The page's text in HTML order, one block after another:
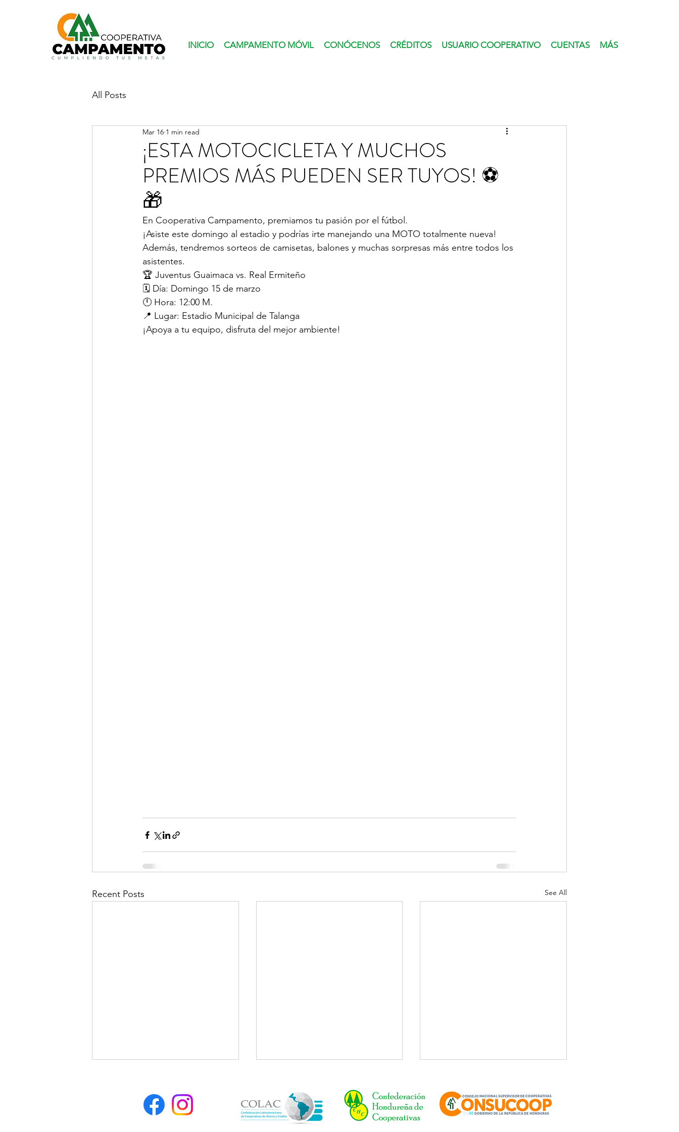
INICIO CAMPAMENTO MÓVIL CONÓCENOS CRÉDITOS USUARIO COOPERATIVO CUENTAS MÁS
All Posts
¡ESTA MOTOCICLETA Y MUCHOS
PREMIOS MÁS PUEDEN SER TUYOS! ⚽
🎁
Mar 16 1 min read
En Cooperativa Campamento, premiamos tu pasión por el fútbol.
¡Asiste este domingo al estadio y podrías irte manejando una MOTO totalmente nueva!
Además, tendremos sorteos de camisetas, balones y muchas sorpresas más entre todos los
asistentes.
🏆 Juventus Guaimaca vs. Real Ermiteño
🗓 Día: Domingo 15 de marzo
🕛 Hora: 12:00 M.
📍 Lugar: Estadio Municipal de Talanga
¡Apoya a tu equipo, disfruta del mejor ambiente!
Recent Posts See All